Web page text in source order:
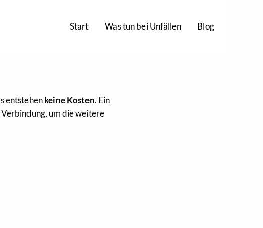
Start Was tun bei Unfällen Blog
entstehenkeine Kosten. Ein
um die weitere